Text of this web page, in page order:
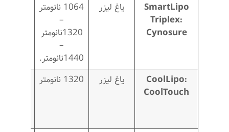
SmartLipo
Triplex:
Cynosure
ياغ ليزر
1064 نانومتر
–
1320نانومتر
–
1440نانومتر.
CoolLipo:
CoolTouch
ياغ ليزر 1320 نانومتر